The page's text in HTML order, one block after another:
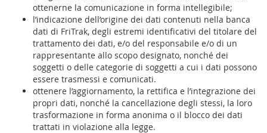
ottenerne la comunicazione in forma intellegibile;
l’indicazione dell’origine dei dati contenuti nella banca
dati di FriTrak, degli estremi identificativi del titolare del
trattamento dei dati, e/o del responsabile e/o di un
rappresentante allo scopo designato, nonché dei
soggetti o delle categorie di soggetti a cui i dati possono
essere trasmessi e comunicati.
ottenere l’aggiornamento, la rettifica e l’integrazione dei
propri dati, nonché la cancellazione degli stessi, la loro
trasformazione in forma anonima o il blocco dei dati
trattati in violazione alla legge.